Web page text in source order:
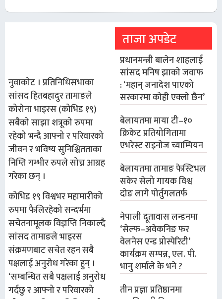
नुवाकोट । प्रतिनिधिसभाका
सांसद हितबहादुर तामाङले
कोरोना भाइरस (कोभिड १९)
सबैको साझा शत्रूको रुपमा
रहेको भन्दै आफ्नो र परिवारको
जीवन र भविष्य सुनिश्चितताका
निम्ति गम्भीर रुपले सोच्न आग्रह
गरेका छन् ।
कोभिड १९ विश्वभर महामारीको
रुपमा फैलिरहेको सन्दर्भमा
सचेतनामूलक विज्ञप्ति निकाल्दै
सांसद तामाङले भाइरस
संक्रमणबाट सचेत रहन सबै
पक्षलाई अनुरोध गरेका हुन् ।
‘सम्बन्धित सबै पक्षलाई अनुरोध
गर्दछु र आफ्नो र परिवारको
ताजा अपडेट
प्रधानमन्त्री बालेन शाहलाई
सांसद मनिष झाको जवाफ
: ‘महान् जनादेश पाएको
सरकारमा कोही एक्लो छैन’
बेलायतमा माया टी–१०
क्रिकेट प्रतियोगितामा
एभरेस्ट राइनोज च्याम्पियन
बेलायतमा तामाङ फेस्टिभल
सकेर सेलो गायक विश्व
दोङ लागे पोर्तुगलतर्फ
नेपाली दूतावास लन्डनमा
‘सेल्फ–अवेकनिङ फर
वेलनेस एन्ड प्रोस्पेरिटी’
कार्यक्रम सम्पन्न, एल. पी.
भानु शर्माले के भने ?
तीन प्रज्ञा प्रतिष्ठानमा